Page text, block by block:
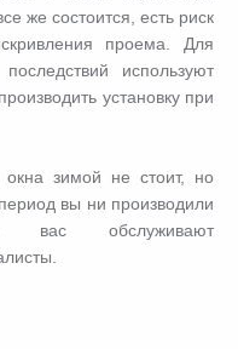
же состоится, есть риск
проема. Для
используют
установку при
окна зимой не стоит, но
вы ни производили
вас обслуживают